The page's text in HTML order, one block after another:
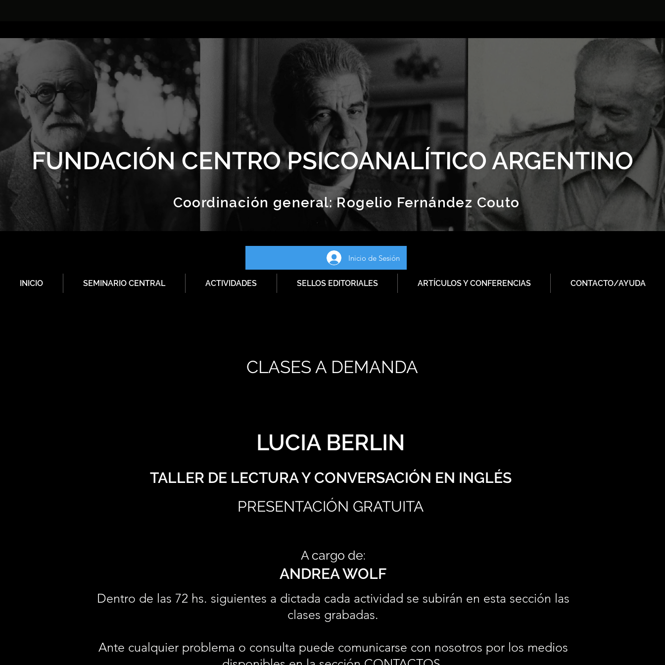
FUNDACIÓN CENTRO PSICOANALÍTICO ARGENTINO
Coordinación general:Rogelio Fernández Couto
Inicio de Sesión
INICIO SEMINARIO CENTRAL ACTIVIDADES SELLOS EDITORIALES ARTÍCULOS Y CONFERENCIAS CONTACTO/AYUDA
CLASES A DEMANDA
LUCIA BERLIN
TALLER DE LECTURA Y CONVERSACIÓN EN INGLÉS
PRESENTACIÓN GRATUITA
A cargo de:
ANDREA WOLF
Dentro de las 72 hs. siguientes a dictada cada actividad se subirán en esta sección las
clases grabadas.
Ante cualquier problema o consulta puede comunicarse con nosotros por los medios